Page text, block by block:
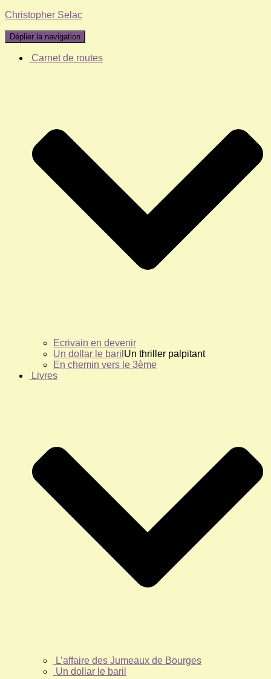
Christopher Selac
Déplier la navigation
Carnet de routes
Ecrivain en devenir
Un dollar le baril Un thriller palpitant
En chemin vers le 3ème
Livres
L’affaire des Jumeaux de Bourges
Un dollar le baril